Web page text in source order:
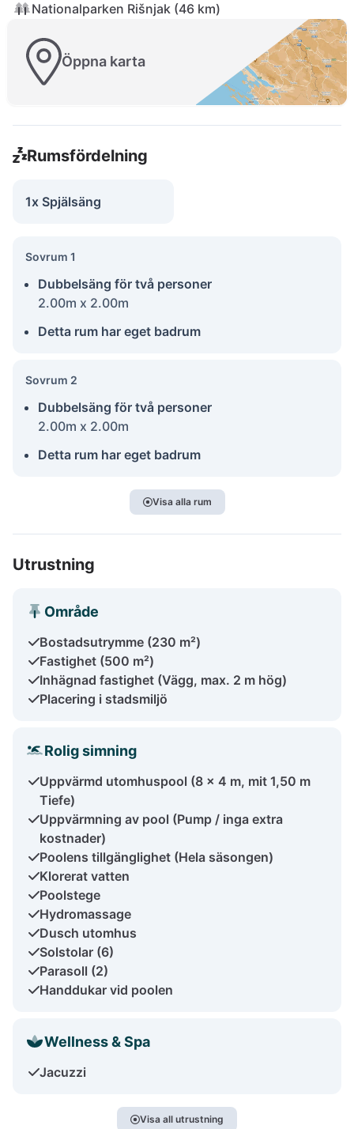
Nationalparken Rišnjak (46 km)
Öppna karta
Rumsfördelning
1x Spjälsäng
Sovrum 1
Dubbelsäng för två personer
2.00m x 2.00m
Detta rum har eget badrum
Sovrum 2
Dubbelsäng för två personer
2.00m x 2.00m
Detta rum har eget badrum
Visa alla rum
Utrustning
Område
Bostadsutrymme (230 m²)
Fastighet (500 m²)
Inhägnad fastighet (Vägg, max. 2 m hög)
Placering i stadsmiljö
Rolig simning
Uppvärmd utomhuspool (8 x 4 m, mit 1,50 m
Tiefe)
Uppvärmning av pool (Pump / inga extra
kostnader)
Poolens tillgänglighet (Hela säsongen)
Klorerat vatten
Poolstege
Hydromassage
Dusch utomhus
Solstolar (6)
Parasoll (2)
Handdukar vid poolen
Wellness & Spa
Jacuzzi
Visa all utrustning